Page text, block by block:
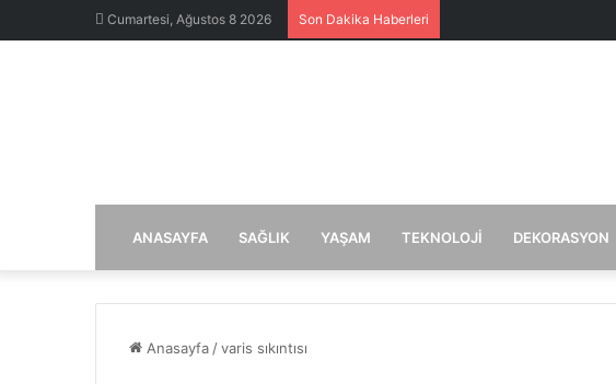
Cumartesi, Ağustos 8 2026 Son Dakika Haberleri
ANASAYFA SAĞLIK YAŞAM TEKNOLOJI DEKORASYON
Anasayfa /varis sıkıntısı